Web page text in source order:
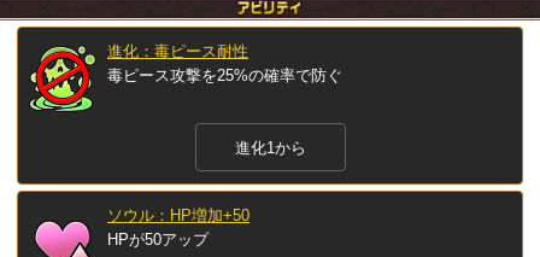
進化：毒ピース耐性
毒ピース攻撃を25%の確率で防ぐ
進化1から
ソウル：HP増加+50
HPが50アップ